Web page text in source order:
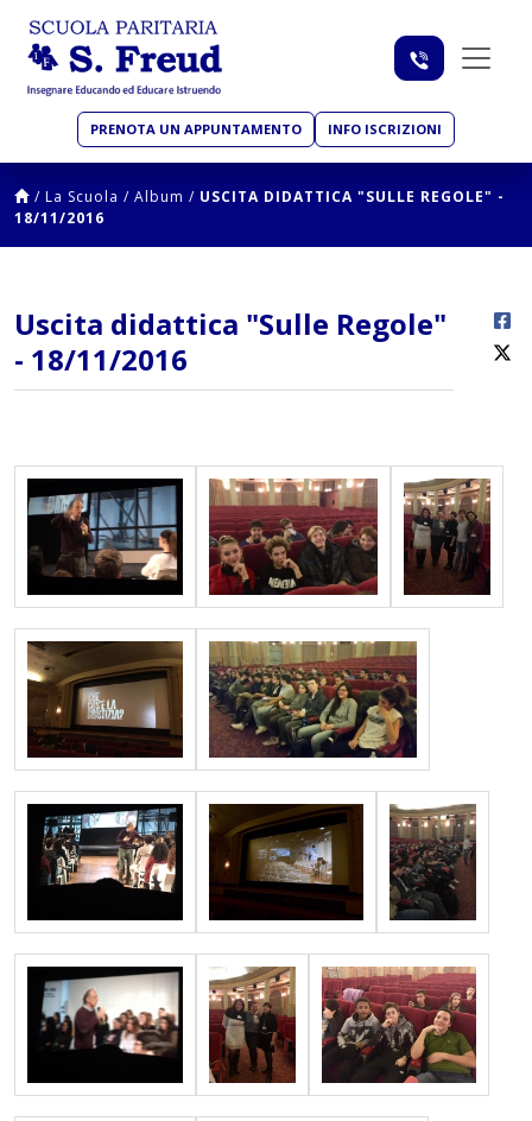
PRENOTA UN APPUNTAMENTO INFO ISCRIZIONI
/ La Scuola / Album / USCITA DIDATTICA "SULLE REGOLE" -
18/11/2016
Uscita didattica "Sulle Regole"
- 18/11/2016